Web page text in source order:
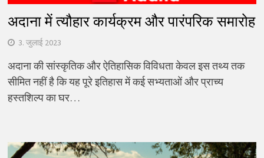
अदाना में त्यौहार कार्यक्रम और पारंपरिक समारोह
3. जुलाई 2023
अदाना की सांस्कृतिक और ऐतिहासिक विविधता केवल इस तथ्य तक
सीमित नहीं है कि यह पूरे इतिहास में कई सभ्यताओं और प्राच्य
हस्तशिल्प का घर…